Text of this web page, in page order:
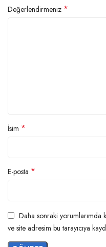
Değerlendirmeniz *
İsim *
E-posta *
Daha sonraki yorumlarımda
ve site adresim bu tarayıcıya